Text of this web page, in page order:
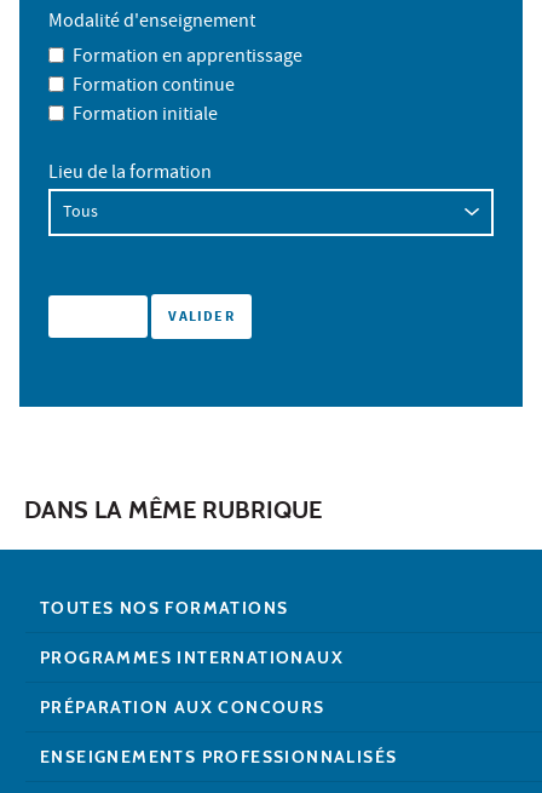
Modalité d'enseignement
Formation en apprentissage
Formation continue
Formation initiale
Lieu de la formation
DANS LA MÊME RUBRIQUE
TOUTES NOS FORMATIONS
PROGRAMMES INTERNATIONAUX
PRÉPARATION AUX CONCOURS
ENSEIGNEMENTS PROFESSIONNALISÉS